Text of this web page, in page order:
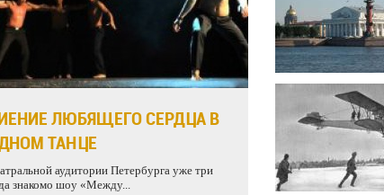
ЛЮБЯЩЕГО СЕРДЦА В
ТАНЦЕ
аудитории Петербурга уже три
знакомо шоу «Между...